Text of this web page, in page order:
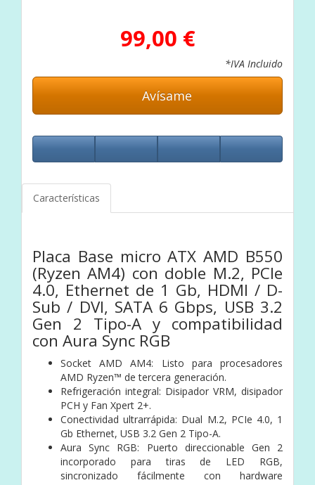
99,00 €
*IVA Incluido
Avísame
Características
Placa Base micro ATX AMD B550
(Ryzen AM4) con doble M.2, PCIe
4.0, Ethernet de 1 Gb, HDMI / D-
Sub / DVI, SATA 6 Gbps, USB 3.2
Gen 2 Tipo-A y compatibilidad
con Aura Sync RGB
Socket AMD AM4: Listo para procesadores
AMD Ryzen™ de tercera generación.
Refrigeración integral: Disipador VRM, disipador
PCH y Fan Xpert 2+.
Conectividad ultrarrápida: Dual M.2, PCIe 4.0, 1
Gb Ethernet, USB 3.2 Gen 2 Tipo-A.
Aura Sync RGB: Puerto direccionable Gen 2
incorporado para tiras de LED RGB,
sincronizado fácilmente con hardware